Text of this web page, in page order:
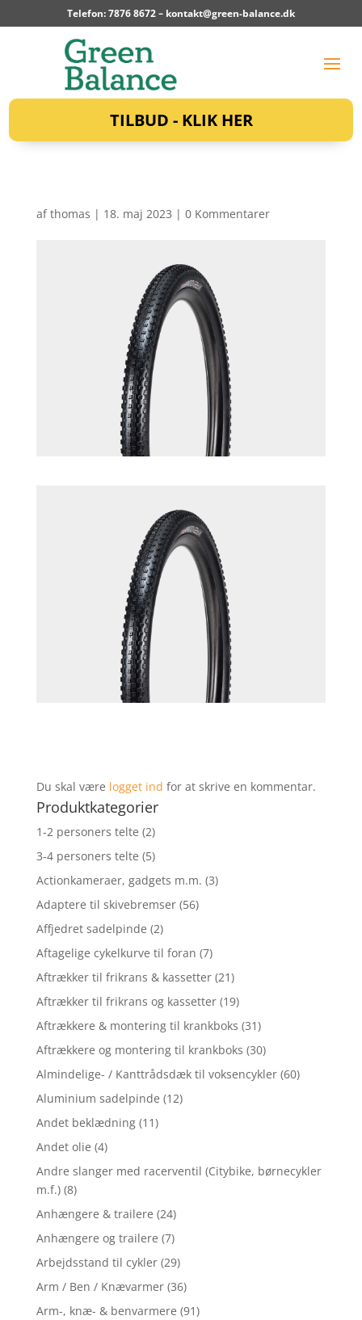
Telefon: 7876 8672 – kontakt@green-balance.dk
TILBUD - KLIK HER
afthomas | 18. maj 2023 | 0 Kommentarer
Du skal være logget ind for at skrive en kommentar.
Produktkategorier
1-2 personers telte (2)
3-4 personers telte (5)
Actionkameraer, gadgets m.m. (3)
Adaptere til skivebremser (56)
Affjedret sadelpinde (2)
Aftagelige cykelkurve til foran (7)
Aftrækker til frikrans & kassetter (21)
Aftrækker til frikrans og kassetter (19)
Aftrækkere & montering til krankboks (31)
Aftrækkere og montering til krankboks (30)
Almindelige- / Kanttrådsdæk til voksencykler (60)
Aluminium sadelpinde (12)
Andet beklædning (11)
Andet olie (4)
Andre slanger med racerventil (Citybike, børnecykler
m.f.) (8)
Anhængere & trailere (24)
Anhængere og trailere (7)
Arbejdsstand til cykler (29)
Arm / Ben / Knævarmer (36)
Arm-, knæ- & benvarmere (91)